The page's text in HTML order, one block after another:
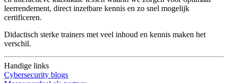
leerrendement, direct inzetbare kennis en zo snel mogelijk
certificeren.
Didactisch sterke trainers met veel inhoud en kennis maken het
verschil.
Handige links
Cybersecurity blogs